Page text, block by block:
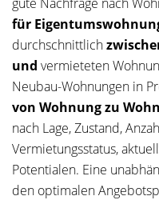
für
durchschnittlich
und vermieteten
Neubau-Wohnungen in
von Wohnung zu
nach Lage, Zustand,
Vermietungsstatus,
Potentialen. Eine
den optimalen